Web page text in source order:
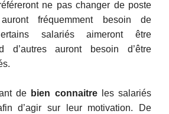
ne pas changer de poste
fréquemment besoin de
salariés aimeront être
d’autres auront besoin d’être
de bien connaitreles salariés
d’agir sur leur motivation. De